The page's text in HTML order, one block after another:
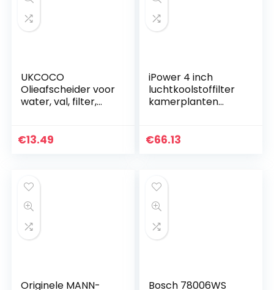
UKCOCO
Olieafscheider voor
water, val, filter,
ap.
€13.49
iPower 4 inch
luchtkoolstoffilter
kamerplanten
ubber met
€66.13
Originele MANN- Bosch 78006WS